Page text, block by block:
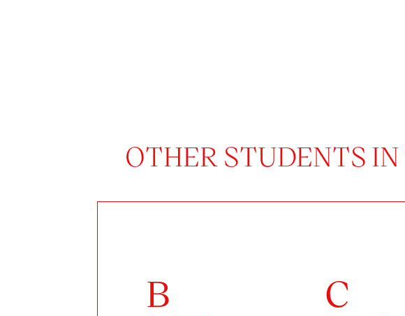
OTHER STUDENTS
B C